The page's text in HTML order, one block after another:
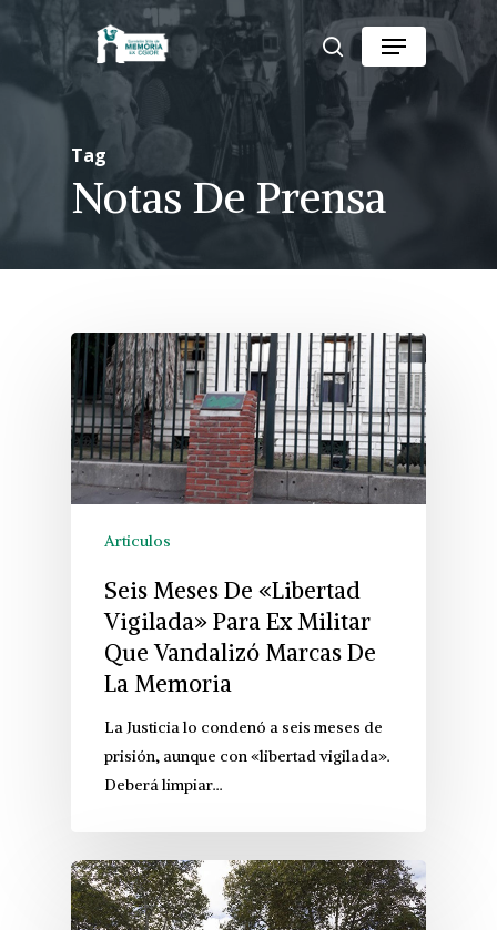
content
search
Menu
Tag
Notas De Prensa
Articulos
Seis Meses De «Libertad
Vigilada» Para Ex Militar
Que Vandalizó Marcas De
La Memoria
La Justicia lo condenó a seis meses de
prisión, aunque con «libertad vigilada».
Deberá limpiar…
Close